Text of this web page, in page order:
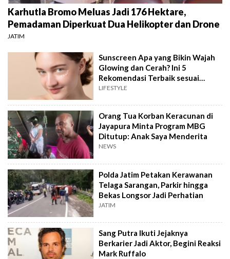
Karhutla Bromo Meluas Jadi 176 Hektare,
Pemadaman Diperkuat Dua Helikopter dan Drone
JATIM
Sunscreen Apa yang Bikin Wajah
Glowing dan Cerah? Ini 5
Rekomendasi Terbaik sesuai
Review
LIFESTYLE
Orang Tua Korban Keracunan di
Jayapura Minta Program MBG
Ditutup: Anak Saya Menderita
NEWS
Polda Jatim Petakan Kerawanan
Telaga Sarangan, Parkir hingga
Bekas Longsor Jadi Perhatian
JATIM
Sang Putra Ikuti Jejaknya
Berkarier Jadi Aktor, Begini Reaksi
Mark Ruffalo